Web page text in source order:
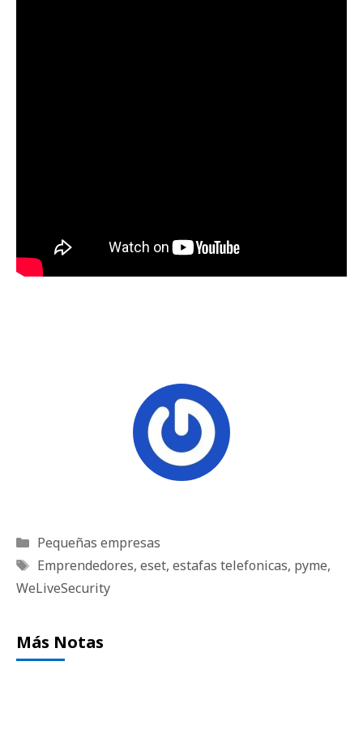
Categorías
Pequeñas empresas
Etiquetas
Emprendedores, eset, estafas telefonicas, pyme,
WeLiveSecurity
Más Notas